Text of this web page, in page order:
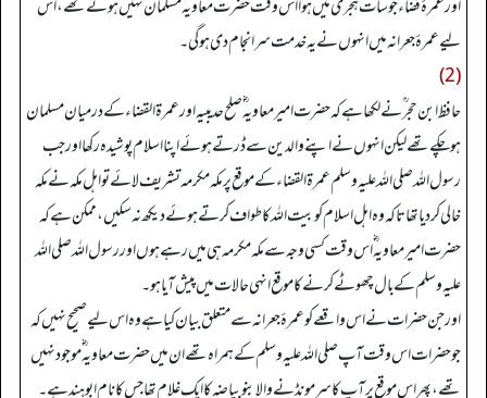
اور عمرۂ قضاء جو سات ہجری میں ہوا اس وقت حضرت معاویہ ؓ مسلمان نہیں ہوئے تھے، اس
لیے عمرۂ جعرانه میں انہوں نے یہ خدمت سر انجام دی ہو گی۔
(2)
حافظ ابن حجر ؒ نے لکھا ہے کہ حضرت امیر معاویہ ؓ صلح حدیبیہ اور عمرۃ القضاء کے درمیان مسلمان
ہو چکے تھے لیکن انہوں نے اپنے والدین سے ڈرتے ہوئے اپنا اسلام پوشیدہ رکھا اور جب
رسول اللہ صلی اللہ علیہ وسلم عمرۃ القضاء کے موقع پر مکہ مکرمہ تشریف لائے تو اہل مکہ نے مکہ
خالی کر دیا تھا تاکہ وہ اہل اسلام کو بیت اللہ کا طواف کرتے ہوئے دیکھ نہ سکیں، ممکن ہے کہ
حضرت امیر معاویہ ؓ اس وقت کسی وجہ سے مکہ مکرمہ ہی میں رہے ہوں اور رسول اللہ صلی اللہ
علیہ وسلم کے بال چھوٹے کرنے کا موقع انہی حالات میں پیش آیا ہو۔
اور جن حضرات نے اس واقعے کو عمرۂ جعرانه سے متعلق بیان کیا ہے وہ اس لیے صحیح نہیں کہ
جو حضرات اس وقت آپ صلی اللہ علیہ وسلم کے ہمراہ تھے ان میں حضرت معاویہ ؓ موجود نہیں
تھے، پھر اس موقع پر آپ کا سر مونڈنے والا بنو بیاضہ کا ایک غلام تھا جس کا نام ابو ہند ہے۔